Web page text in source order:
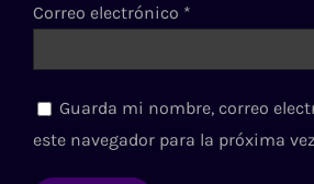
Correo electrónico *
Guarda mi nombre, correo
este navegador para la próxima